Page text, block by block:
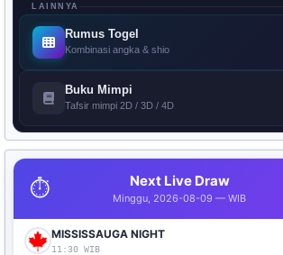
LAINNYA
Rumus Togel
Kombinasi angka & shio
Buku Mimpi
Tafsir mimpi 2D / 3D / 4D
⏱️ Next Live Draw
Minggu, 2026-08-09 — WIB
MISSISSAUGA NIGHT
11:30 WIB